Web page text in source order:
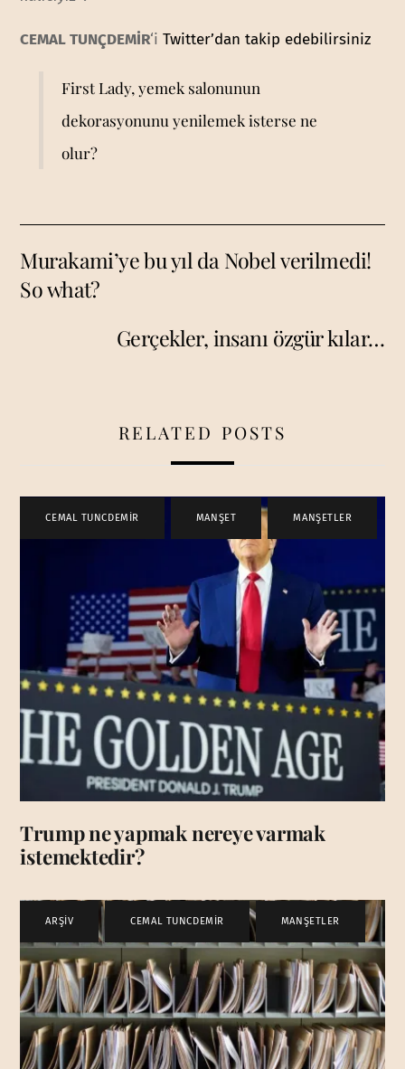
CEMAL TUNÇDEMİR‘iTwitter’dan takip edebilirsiniz
First Lady, yemek salonunun
dekorasyonunu yenilemek isterse ne
olur?
Murakami’ye bu yıl da Nobel verilmedi!
So what?
Gerçekler, insanı özgür kılar…
RELATED POSTS
CEMAL TUNCDEMİR MANŞET , MANŞETLER
Trump ne yapmak nereye varmak
istemektedir?
ARŞİV CEMAL TUNCDEMİR , MANŞETLER